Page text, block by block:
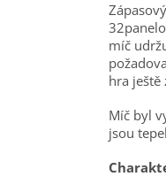
míč
hra ještě
Míč byl
jsou